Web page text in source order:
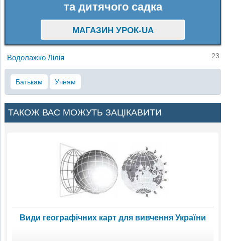
та дитячого садка
МАГАЗИН УРОК-UA
Водолажко Лілія 23
Батькам Учням
ТАКОЖ ВАС МОЖУТЬ ЗАЦІКАВИТИ
Види географічних карт для вивчення України